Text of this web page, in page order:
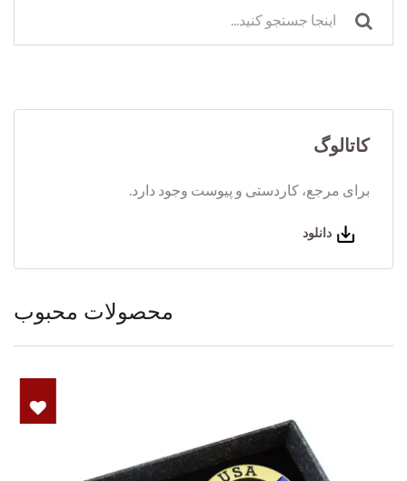
کاتالوگ
برای مرجع، کاردستی و پیوست وجود دارد.
دانلود
محصولات محبوب